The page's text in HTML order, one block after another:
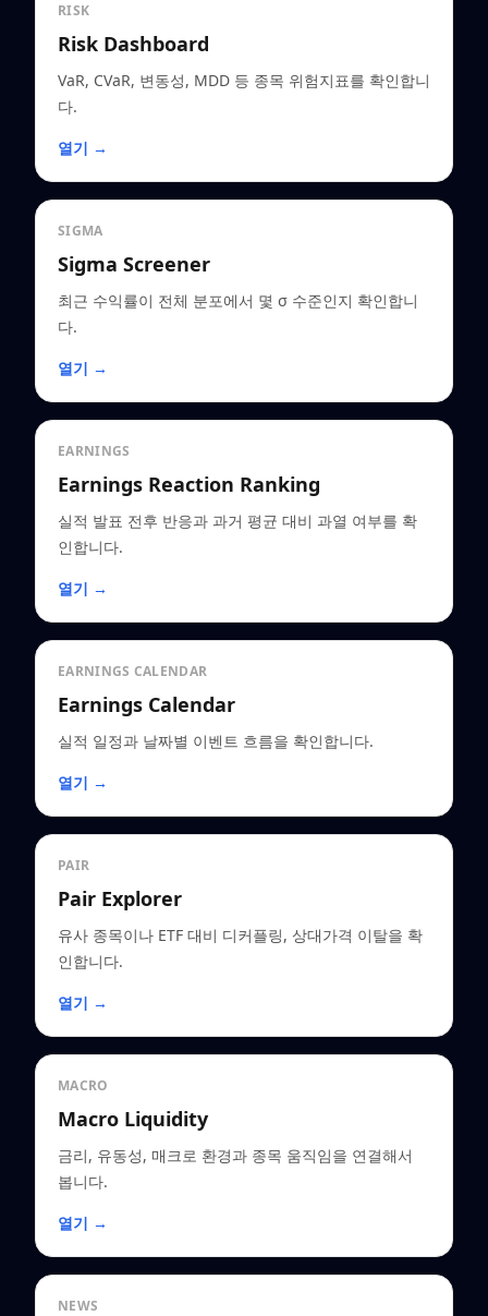
RISK
Risk Dashboard
VaR, CVaR, 변동성, MDD 등 종목 위험지표를 확인합니
다.
열기 →
SIGMA
Sigma Screener
최근 수익률이 전체 분포에서 몇 σ 수준인지 확인합니
다.
열기 →
EARNINGS
Earnings Reaction Ranking
실적 발표 전후 반응과 과거 평균 대비 과열 여부를 확
인합니다.
열기 →
EARNINGS CALENDAR
Earnings Calendar
실적 일정과 날짜별 이벤트 흐름을 확인합니다.
열기 →
PAIR
Pair Explorer
유사 종목이나 ETF 대비 디커플링, 상대가격 이탈을 확
인합니다.
열기 →
MACRO
Macro Liquidity
금리, 유동성, 매크로 환경과 종목 움직임을 연결해서
봅니다.
열기 →
NEWS